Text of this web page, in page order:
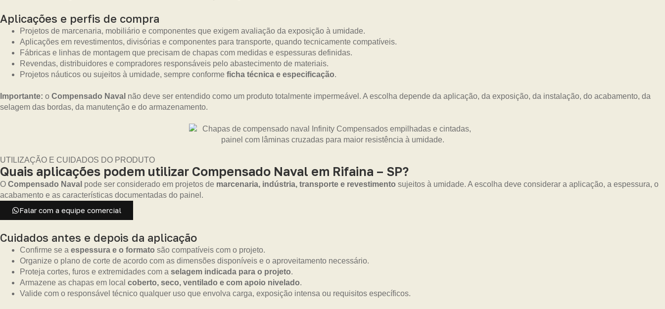
Aplicações e perfis de compra
Projetos de marcenaria, mobiliário e componentes que exigem avaliação da exposição à umidade.
Aplicações em revestimentos, divisórias e componentes para transporte, quando tecnicamente compatíveis.
Fábricas e linhas de montagem que precisam de chapas com medidas e espessuras definidas.
Revendas, distribuidores e compradores responsáveis pelo abastecimento de materiais.
Projetos náuticos ou sujeitos à umidade, sempre conforme ficha técnica e especificação.
Importante: o Compensado Naval não deve ser entendido como um produto totalmente impermeável. A escolha depende da aplicação, da exposição, da instalação, do acabamento, da
selagem das bordas, da manutenção e do armazenamento.
UTILIZAÇÃO E CUIDADOS DO PRODUTO
Quais aplicações podem utilizar Compensado Naval em Rifaina – SP?
O Compensado Naval pode ser considerado em projetos de marcenaria, indústria, transporte e revestimento sujeitos à umidade. A escolha deve considerar a aplicação, a espessura, o
acabamento e as características documentadas do painel.
Falar com a equipe comercial
Cuidados antes e depois da aplicação
Confirme se a espessura e o formato são compatíveis com o projeto.
Organize o plano de corte de acordo com as dimensões disponíveis e o aproveitamento necessário.
Proteja cortes, furos e extremidades com a selagem indicada para o projeto.
Armazene as chapas em local coberto, seco, ventilado e com apoio nivelado.
Valide com o responsável técnico qualquer uso que envolva carga, exposição intensa ou requisitos específicos.